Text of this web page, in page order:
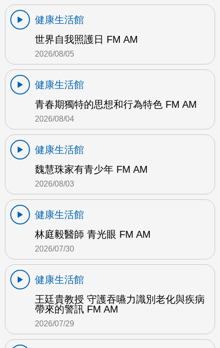
健康生活館
世界自我照護日 FM AM
2026/08/05
健康生活館
青春期獨特的思想和行為特色 FM AM
2026/08/04
健康生活館
魏慧珠家有青少年 FM AM
2026/08/03
健康生活館
林庭毅醫師 青光眼 FM AM
2026/07/30
健康生活館
王廷貴教授 守護吞嚥力識別老化與疾病
帶來的警訊 FM AM
2026/07/29